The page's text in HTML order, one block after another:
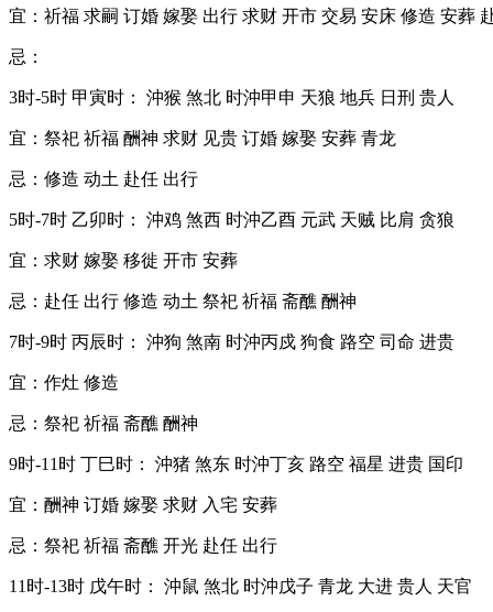
宜：祈福 求嗣 订婚 嫁娶 出行 求财 开市 交易 安床 修造 安葬
忌：
3时-5时 甲寅时： 沖猴 煞北 时沖甲申 天狼 地兵 日刑 贵人
宜：祭祀 祈福 酬神 求财 见贵 订婚 嫁娶 安葬 青龙
忌：修造 动土 赴任 出行
5时-7时 乙卯时： 沖鸡 煞西 时沖乙酉 元武 天贼 比肩 贪狼
宜：求财 嫁娶 移徙 开市 安葬
忌：赴任 出行 修造 动土 祭祀 祈福 斋醮 酬神
7时-9时 丙辰时： 沖狗 煞南 时沖丙戍 狗食 路空 司命 进贵
宜：作灶 修造
忌：祭祀 祈福 斋醮 酬神
9时-11时 丁巳时： 沖猪 煞东 时沖丁亥 路空 福星 进贵 国印
宜：酬神 订婚 嫁娶 求财 入宅 安葬
忌：祭祀 祈福 斋醮 开光 赴任 出行
11时-13时 戊午时： 沖鼠 煞北 时沖戊子 青龙 大进 贵人 天官